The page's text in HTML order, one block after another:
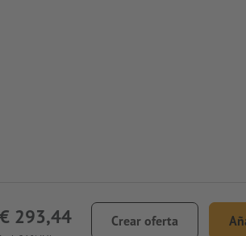
€ 293,44 Crear oferta